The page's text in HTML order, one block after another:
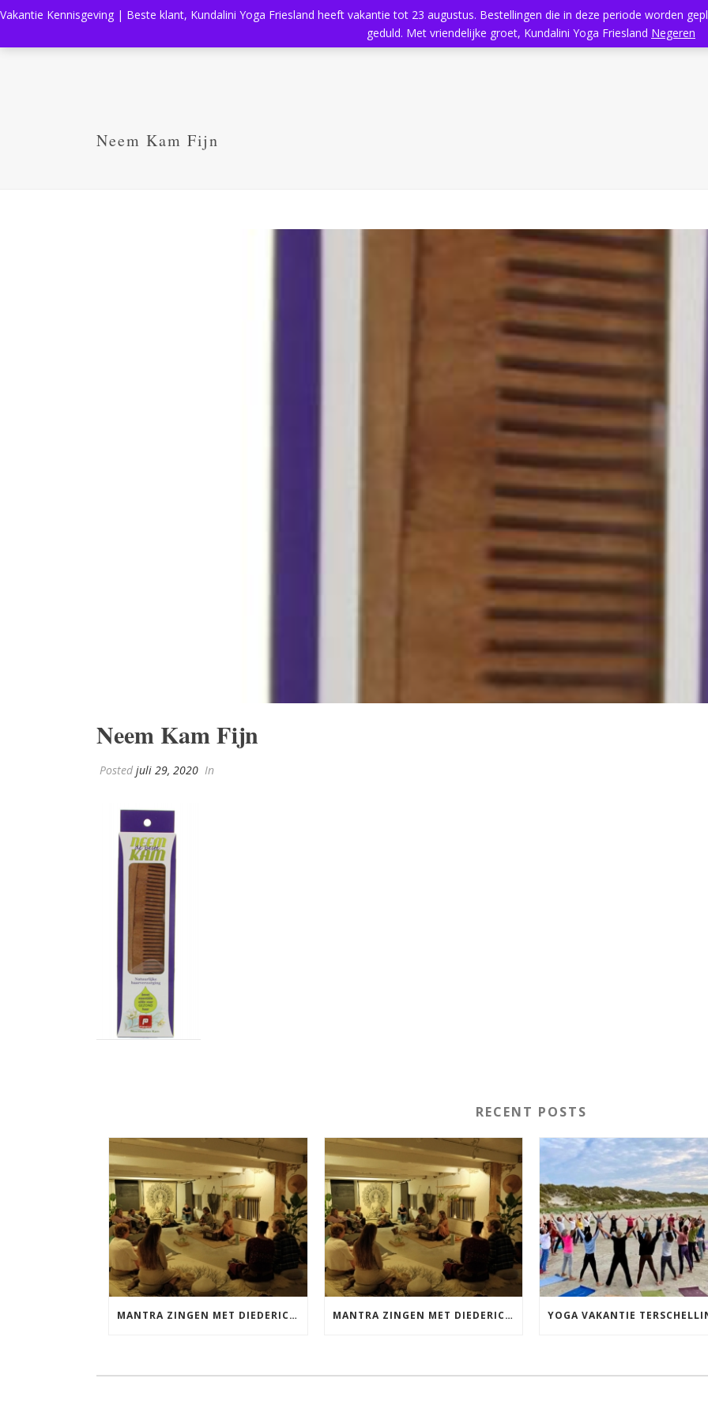
Aanbod Kundalini Yoga Massage Rooster
Neem Kam Fijn
Neem Kam Fijn
Posted juli 29, 2020 In
RECENT POSTS
MANTRA ZINGEN MET DIEDERICK VRIJDAG 25 SEPTEMBER EN 20 NOVEMBER MANTRA ZINGEN MET DIEDERICK IN LEEUWARDEN VRIJDAG 12 JUNI KIRTAN
Vakantie Kennisgeving | Beste klant, Kundalini Yoga Friesland heeft vakantie tot 23 augustus. Bestellingen die in deze periode worden
geduld. Met vriendelijke groet, Kundalini Yoga Friesland Negeren